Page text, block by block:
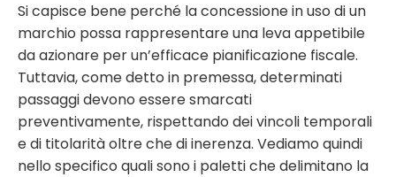
Si capisce bene perché la concessione in uso di un
marchio possa rappresentare una leva appetibile
da azionare per un’efficace pianificazione fiscale.
Tuttavia, come detto in premessa, determinati
passaggi devono essere smarcati
preventivamente, rispettando dei vincoli temporali
e di titolarità oltre che di inerenza. Vediamo quindi
nello specifico quali sono i paletti che delimitano la